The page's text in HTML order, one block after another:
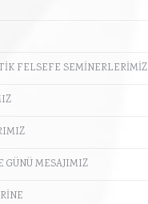
FELSEFE SEMİNERLERİMİZ
GÜNÜ MESAJIMIZ